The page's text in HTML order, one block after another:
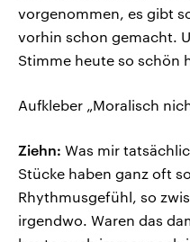
vorgenommen, es gibt
vorhin schon gemacht.
Stimme heute so schön
Aufkleber „Moralisch
Ziehn: Was mir
Stücke haben ganz oft
Rhythmusgefühl, so
irgendwo. Waren das